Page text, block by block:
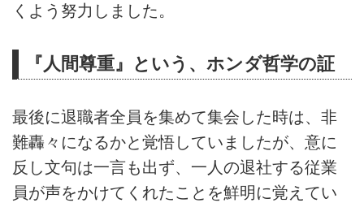
くよう努力しました。
『人間尊重』という、ホンダ哲学の証
最後に退職者全員を集めて集会した時は、非
難轟々になるかと覚悟していましたが、意に
反し文句は一言も出ず、一人の退社する従業
員が声をかけてくれたことを鮮明に覚えてい